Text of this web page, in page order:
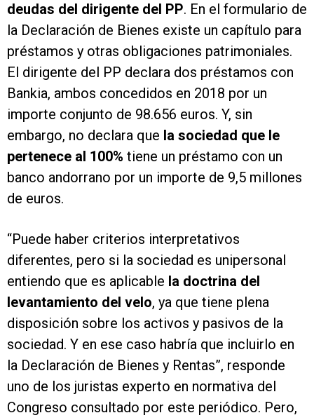
deudas del dirigente del PP. En el formulario de
la Declaración de Bienes existe un capítulo para
préstamos y otras obligaciones patrimoniales.
El dirigente del PP declara dos préstamos con
Bankia, ambos concedidos en 2018 por un
importe conjunto de 98.656 euros. Y, sin
embargo, no declara que la sociedad que le
pertenece al 100% tiene un préstamo con un
banco andorrano por un importe de 9,5 millones
de euros.
“Puede haber criterios interpretativos
diferentes, pero si la sociedad es unipersonal
entiendo que es aplicable la doctrina del
levantamiento del velo, ya que tiene plena
disposición sobre los activos y pasivos de la
sociedad. Y en ese caso habría que incluirlo en
la Declaración de Bienes y Rentas”, responde
uno de los juristas experto en normativa del
Congreso consultado por este periódico. Pero,